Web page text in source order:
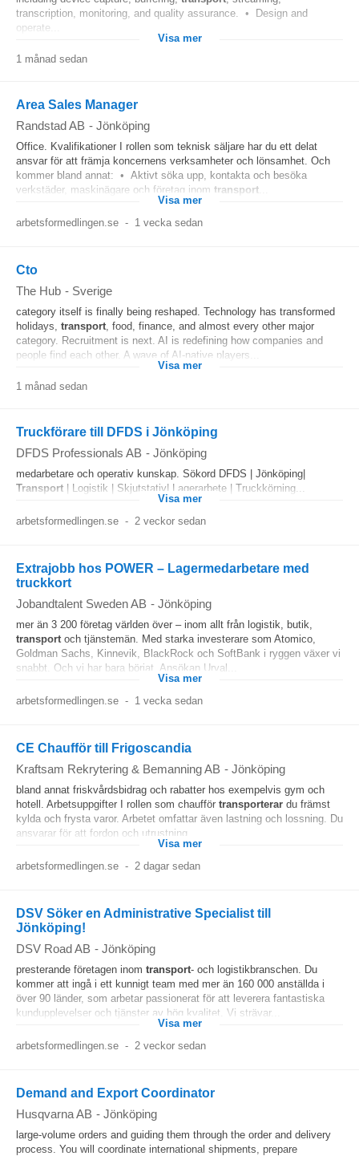
transcription, monitoring, and quality assurance. • Design and
operate...
Visa mer
1 månad sedan
Area Sales Manager
Randstad AB - Jönköping
Office. Kvalifikationer I rollen som teknisk säljare har du ett delat
ansvar för att främja koncernens verksamheter och lönsamhet. Och
kommer bland annat: • Aktivt söka upp, kontakta och besöka
verkstäder, maskinägare och företag inom transport
Visa mer
arbetsformedlingen.se - 1 vecka sedan
Cto
The Hub - Sverige
category itself is finally being reshaped. Technology has transformed
holidays, transport, food, finance, and almost every other major
category. Recruitment is next. AI is redefining how companies and
people find each other. A wave of AI-native players...
Visa mer
1 månad sedan
Truckförare till DFDS i Jönköping
DFDS Professionals AB - Jönköping
medarbetare och operativ kunskap. Sökord DFDS | Jönköping|
Transport | Logistik | Skjutstativ| Lagerarbete | Truckkörning...
Visa mer
arbetsformedlingen.se - 2 veckor sedan
Extrajobb hos POWER – Lagermedarbetare med
truckkort
Jobandtalent Sweden AB - Jönköping
mer än 3 200 företag världen över – inom allt från logistik, butik,
transport och tjänstemän. Med starka investerare som Atomico,
Goldman Sachs, Kinnevik, BlackRock och SoftBank i ryggen växer vi
snabbt. Och vi har bara börjat. Ansökan Urval...
Visa mer
arbetsformedlingen.se - 1 vecka sedan
CE Chaufför till Frigoscandia
Kraftsam Rekrytering & Bemanning AB - Jönköping
bland annat friskvårdsbidrag och rabatter hos exempelvis gym och
hotell. Arbetsuppgifter I rollen som chaufför transporterar du främst
kylda och frysta varor. Arbetet omfattar även lastning och lossning. Du
ansvarar för att fordon och utrustning...
Visa mer
arbetsformedlingen.se - 2 dagar sedan
DSV Söker en Administrative Specialist till
Jönköping!
DSV Road AB - Jönköping
presterande företagen inom transport- och logistikbranschen. Du
kommer att ingå i ett kunnigt team med mer än 160 000 anställda i
över 90 länder, som arbetar passionerat för att leverera fantastiska
kundupplevelser och tjänster av hög kvalitet. Vi strävar...
Visa mer
arbetsformedlingen.se - 2 veckor sedan
Demand and Export Coordinator
Husqvarna AB - Jönköping
large-volume orders and guiding them through the order and delivery
process. You will coordinate international shipments, prepare